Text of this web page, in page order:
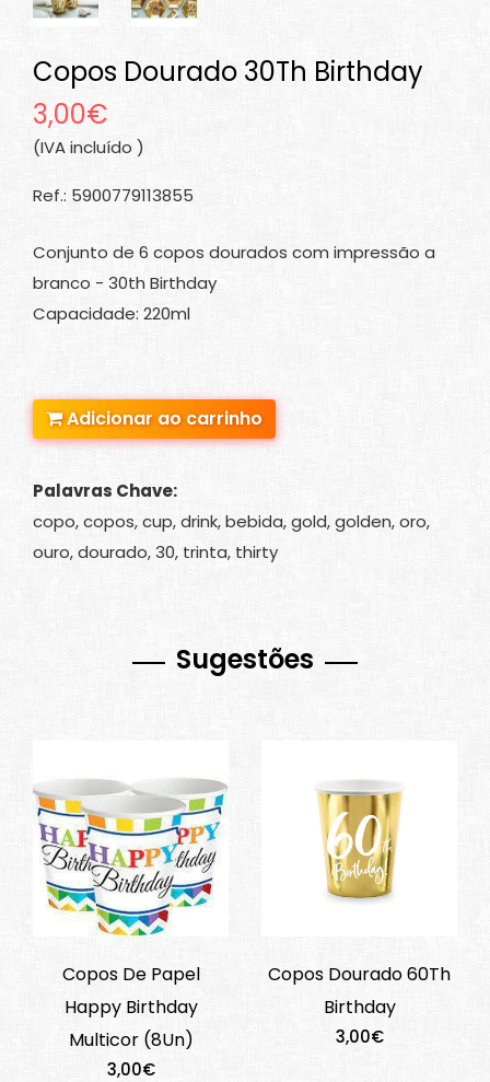
Copos Dourado 30Th Birthday
3,00€
(IVA incluído )
Ref.: 5900779113855
Conjunto de 6 copos dourados com impressão a
branco - 30th Birthday
Capacidade: 220ml
Adicionar ao carrinho
Palavras Chave:
copo, copos, cup, drink, bebida, gold, golden, oro,
ouro, dourado, 30, trinta, thirty
Sugestões
Copos De Papel
Happy Birthday
Multicor (8Un)
3,00€
Copos Dourado 60Th
Birthday
3,00€